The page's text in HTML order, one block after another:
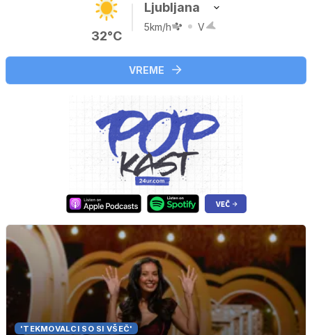
32°C
Ljubljana
5km/h V
VREME
'TEKMOVALCI SO SI VŠEČ'